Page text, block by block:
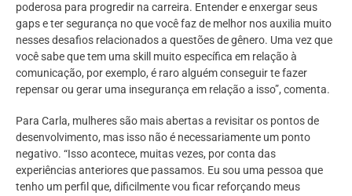
poderosa para progredir na carreira. Entender e enxergar seus
gaps e ter segurança no que você faz de melhor nos auxilia muito
nesses desafios relacionados a questões de gênero. Uma vez que
você sabe que tem uma skill muito específica em relação à
comunicação, por exemplo, é raro alguém conseguir te fazer
repensar ou gerar uma insegurança em relação a isso”, comenta.
Para Carla, mulheres são mais abertas a revisitar os pontos de
desenvolvimento, mas isso não é necessariamente um ponto
negativo. “Isso acontece, muitas vezes, por conta das
experiências anteriores que passamos. Eu sou uma pessoa que
tenho um perfil que, dificilmente vou ficar reforçando meus